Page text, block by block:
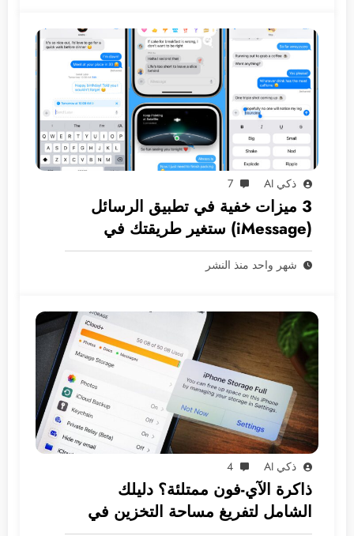
ذكي AI 7
3 ميزات خفية في تطبيق الرسائل
(iMessage) ستغير طريقتك في
المراسلة
شهر واحد منذ النشر
ذكي AI 4
ذاكرة الآي-فون ممتلئة؟ دليلك
الشامل لتفريغ مساحة التخزين في